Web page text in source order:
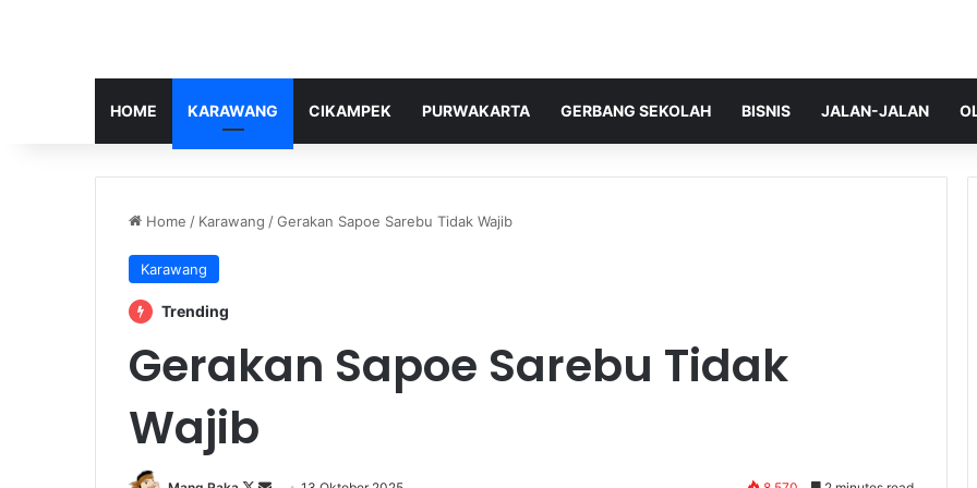
HOME KARAWANG CIKAMPEK PURWAKARTA GERBANG SEKOLAH BISNIS JALAN-JALAN
Home / Karawang /Gerakan Sapoe Sarebu Tidak Wajib
Karawang
Trending
Gerakan Sapoe Sarebu Tidak
Wajib